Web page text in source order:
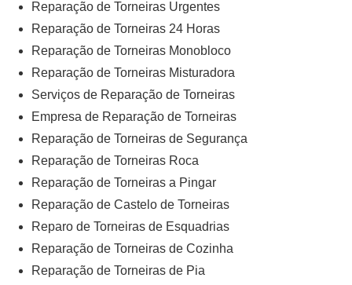
Reparação de Torneiras Urgentes
Reparação de Torneiras 24 Horas
Reparação de Torneiras Monobloco
Reparação de Torneiras Misturadora
Serviços de Reparação de Torneiras
Empresa de Reparação de Torneiras
Reparação de Torneiras de Segurança
Reparação de Torneiras Roca
Reparação de Torneiras a Pingar
Reparação de Castelo de Torneiras
Reparo de Torneiras de Esquadrias
Reparação de Torneiras de Cozinha
Reparação de Torneiras de Pia